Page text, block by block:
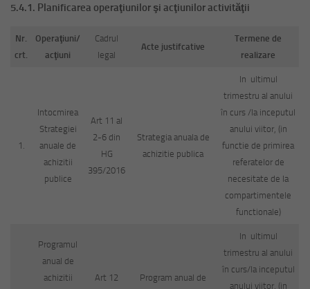
5.4.1. Planificarea operaţiunilor şi acţiunilor activităţii
Nr.
crt.
Operaţiuni/
acţiuni
Cadrul
legal
Acte justifcative
Termene de
realizare
1.
Intocmirea
Strategiei
anuale de
achizitii
publice
Art 11 al
2-6 din
HG
395/2016
Strategia anuala de
achizitie publica
In ultimul
trimestru al anului
în curs /la inceputul
anului viitor, (in
functie de primirea
referatelor de
necesitate de la
compartimentele
functionale)
Programul
anual de
achizitii
Art 12
Program anual de
In ultimul
trimestru al anului
în curs/la inceputul
anului viitor, (in